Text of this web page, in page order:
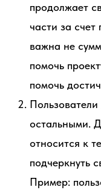
продолжает
части за
важна не
помочь
помочь
остальными.
относится к
подчеркнуть
Пример: